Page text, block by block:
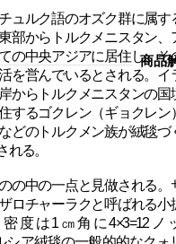
ュルク語のオズク群に属す
部からトルクメニスタン、
の中央アジアに居住し、そ
を営んでいるとされる。イ
からトルクメニスタンの国
するゴクレン（ギョクレン
などのトルクメン族が絨毯づ
れる。
の中の一点と見做される。
ロチャーラクと呼ばれる小
度は1㎝角に4×3=12ノ
商品